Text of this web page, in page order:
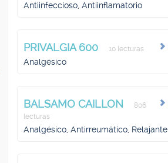
Antiinfeccioso, Antiinflamatorio
PRIVALGIA 600 10 lecturas
Analgésico
BALSAMO CAILLON
806
lecturas
Analgésico, Antirreumático, Relajante